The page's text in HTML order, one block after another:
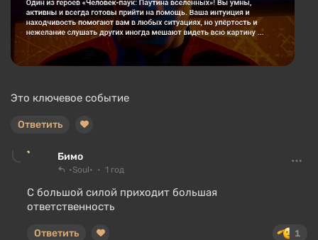
Это ключевое событие
Ответить
Бимо
•Soul• 1 год
С большой силой приходит большая
ответственность
1
Ответить